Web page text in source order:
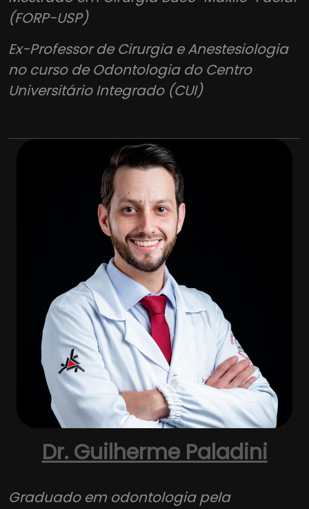
(FORP-USP)
Ex-Professor de Cirurgia e Anestesiologia
no curso de Odontologia do Centro
Universitário Integrado (CUI)
Dr. Guilherme Paladini
Graduado em odontologia pela